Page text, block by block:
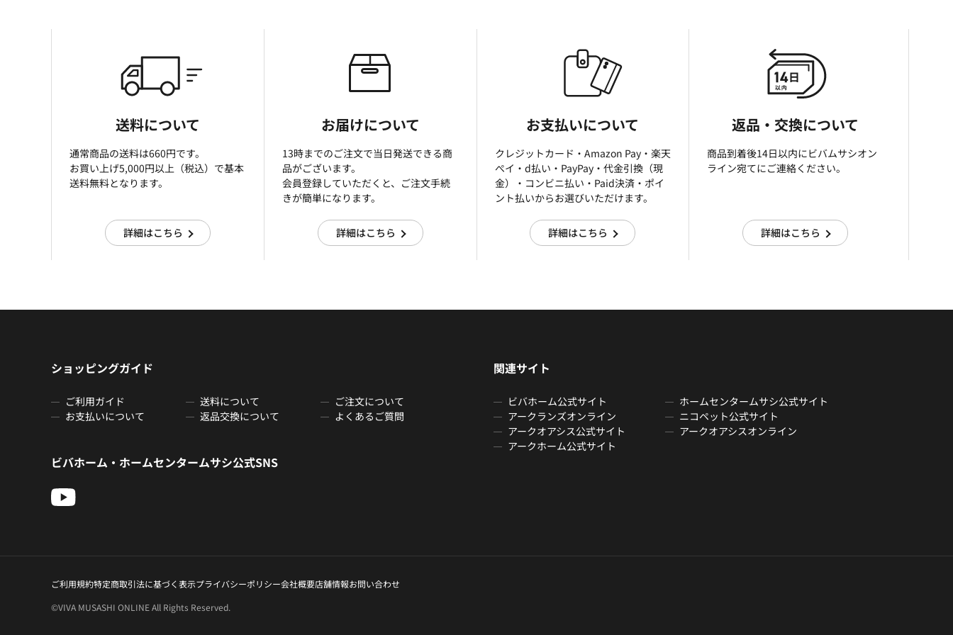
送料について
通常商品の送料は660円です。
お買い上げ5,000円以上（税込）で基本
送料無料となります。
詳細はこちら
お届けについて
13時までのご注文で当日発送できる商
品がございます。
会員登録していただくと、ご注文手続
きが簡単になります。
詳細はこちら
お支払いについて
クレジットカード・Amazon Pay・楽天
ぺイ・d払い・PayPay・代金引換（現
金）・コンビニ払い・Paid決済・ポイ
ント払いからお選びいただけます。
詳細はこちら
返品・交換について
商品到着後14日以内にビバムサシオン
ライン宛てにご連絡ください。
詳細はこちら
ショッピングガイド
ご利用ガイド 送料について
ご注文について
お支払いについて
返品交換について よくあるご質問
関連サイト
ビバホーム公式サイト
ホームセンタームサシ公式サイト
アークランズオンライン
ニコペット公式サイト
アークオアシス公式サイト
アークオアシスオンライン
アークホーム公式サイト
ビバホーム・ホームセンタームサシ公式SNS
ご利用規約特定商取引法に基づく表示プライバシーポリシー会社概要店舗情報お問い合わせ
©VIVA MUSASHI ONLINE All Rights Reserved.